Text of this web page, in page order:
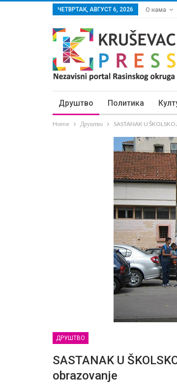
ЧЕТВРТАК, АВГУСТ 6, 2026 О нама
Друштво Политика
Home Друштво SASTANAK U
ДРУШТВО
SASTANAK U
obrazovanje